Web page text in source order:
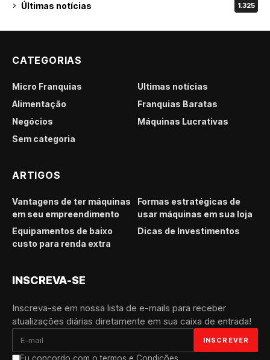
Últimas notícias 1.325
CATEGORIAS
Micro Franquias
Últimas notícias
Alimentação
Franquias Baratas
Negócios
Máquinas Lucrativas
Sem categoria
ARTIGOS
Vantagens de ter máquinas
em seu empreendimento
Formas estratégicas de
usar máquinas em sua loja
Equipamentos de baixo
custo para renda extra
Dicas de Investimentos
INSCREVA-SE
Inscreva-se em nossa lista de e-mails para receber
atualizações diárias diretamente em sua caixa de entrada!